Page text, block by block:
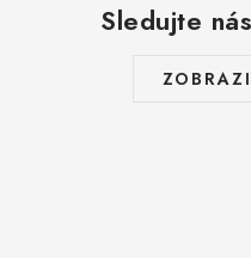
Sledujte